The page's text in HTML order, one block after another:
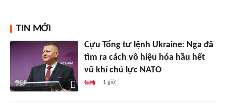
TIN MỚI
Cựu Tổng tư lệnh Ukraine: Nga đã
tìm ra cách vô hiệu hóa hầu hết
vũ khí chủ lực NATO
1 giờ